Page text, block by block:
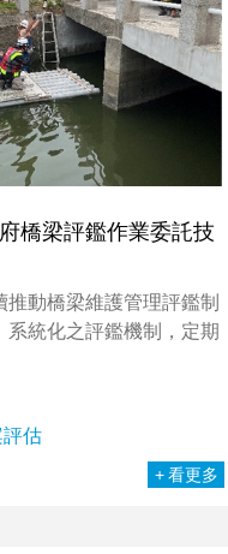
橋梁評鑑作業委託技
動橋梁維護管理評鑑制
系統化之評鑑機制，定期
估
看更多